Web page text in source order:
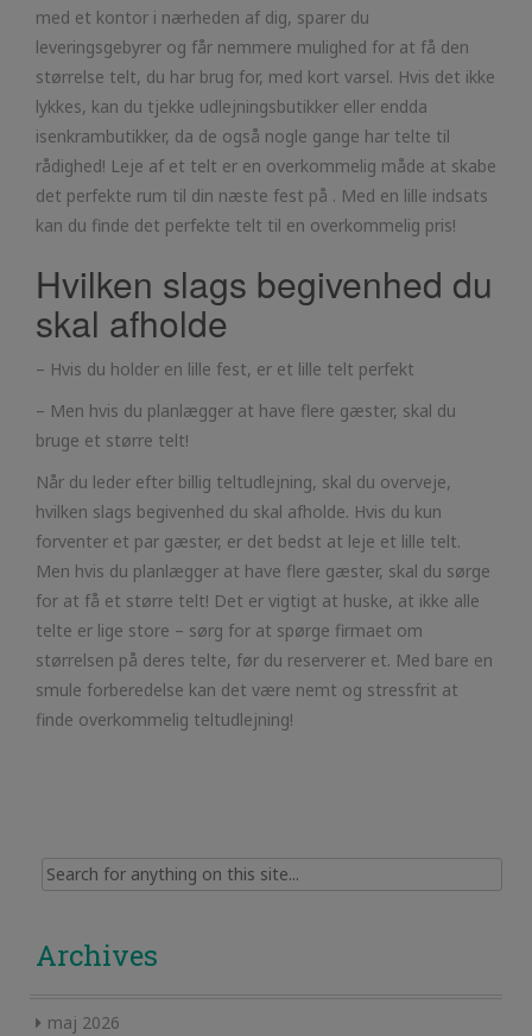
med et kontor i nærheden af dig, sparer du
leveringsgebyrer og får nemmere mulighed for at få den
størrelse telt, du har brug for, med kort varsel. Hvis det ikke
lykkes, kan du tjekke udlejningsbutikker eller endda
isenkrambutikker, da de også nogle gange har telte til
rådighed! Leje af et telt er en overkommelig måde at skabe
det perfekte rum til din næste fest på . Med en lille indsats
kan du finde det perfekte telt til en overkommelig pris!
Hvilken slags begivenhed du
skal afholde
– Hvis du holder en lille fest, er et lille telt perfekt
– Men hvis du planlægger at have flere gæster, skal du
bruge et større telt!
Når du leder efter billig teltudlejning, skal du overveje,
hvilken slags begivenhed du skal afholde. Hvis du kun
forventer et par gæster, er det bedst at leje et lille telt.
Men hvis du planlægger at have flere gæster, skal du sørge
for at få et større telt! Det er vigtigt at huske, at ikke alle
telte er lige store – sørg for at spørge firmaet om
størrelsen på deres telte, før du reserverer et. Med bare en
smule forberedelse kan det være nemt og stressfrit at
finde overkommelig teltudlejning!
Search for:
Archives
maj 2026